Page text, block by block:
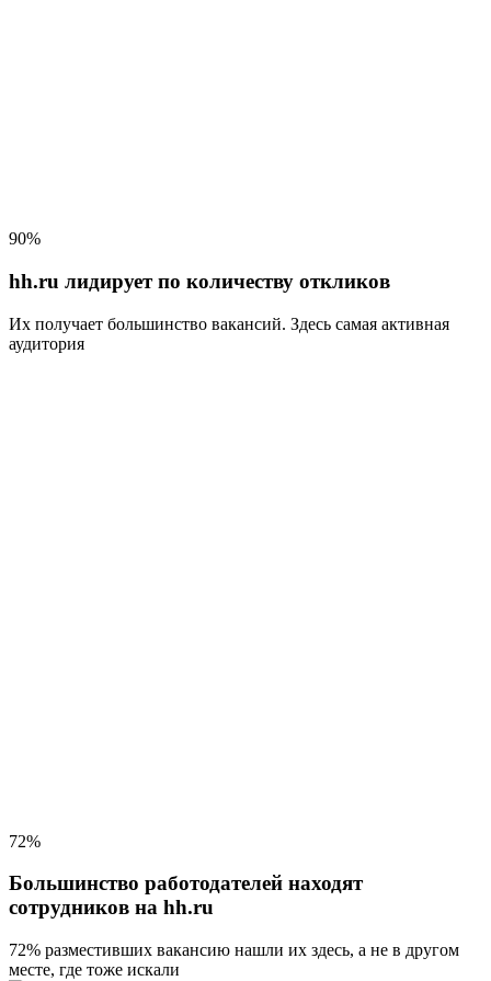
90%
hh.ru лидирует по количеству откликов
Их получает большинство вакансий. Здесь самая активная
аудитория
72%
Большинство работодателей находят
сотрудников на hh.ru
72% разместивших вакансию нашли их здесь, а не в другом
месте, где тоже искали